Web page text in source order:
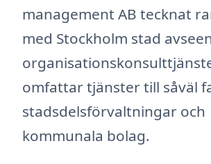
management AB tecknat
med Stockholm stad
omfattar tjänster till såväl
stadsdelsförvaltningar och
kommunala bolag.